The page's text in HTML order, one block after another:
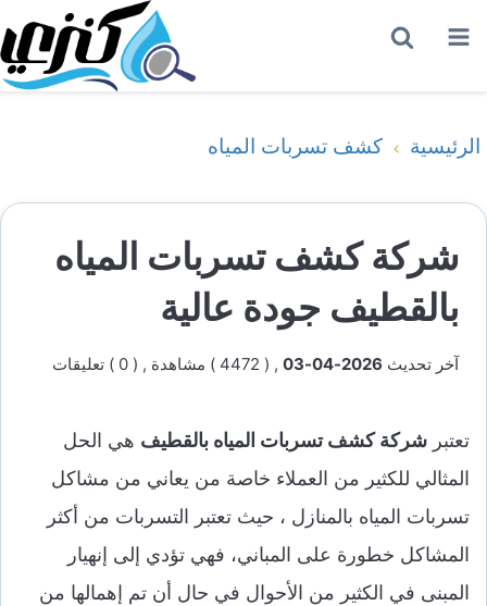
القائمة
الرئيسية كشف تسربات المياه
شركة كشف تسربات المياه
بالقطيف جودة عالية
آخر تحديث 2026-04-03 , ( 4472 ) مشاهدة , ( 0 ) تعليقات
تعتبر شركة كشف تسربات المياه بالقطيف هي الحل
المثالي للكثير من العملاء خاصة من يعاني من مشاكل
تسربات المياه بالمنازل ، حيث تعتبر التسربات من أكثر
المشاكل خطورة على المباني، فهي تؤدي إلى إنهيار
المبنى في الكثير من الأحوال في حال أن تم إهمالها من